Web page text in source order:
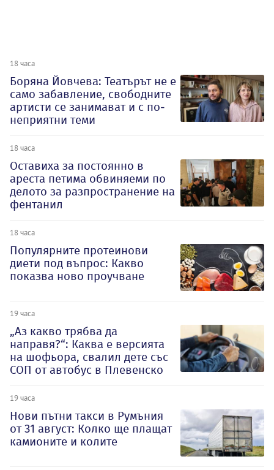
18 часа
Боряна Йовчева: Театърът не е
само забавление, свободните
артисти се занимават и с по-
неприятни теми
18 часа
Оставиха за постоянно в
ареста петима обвиняеми по
делото за разпространение на
фентанил
18 часа
Популярните протеинови
диети под въпрос: Какво
показва ново проучване
19 часа
„Аз какво трябва да
направя?“: Каква е версията
на шофьора, свалил дете със
СОП от автобус в Плевенско
19 часа
Нови пътни такси в Румъния
от 31 август: Колко ще плащат
камионите и колите